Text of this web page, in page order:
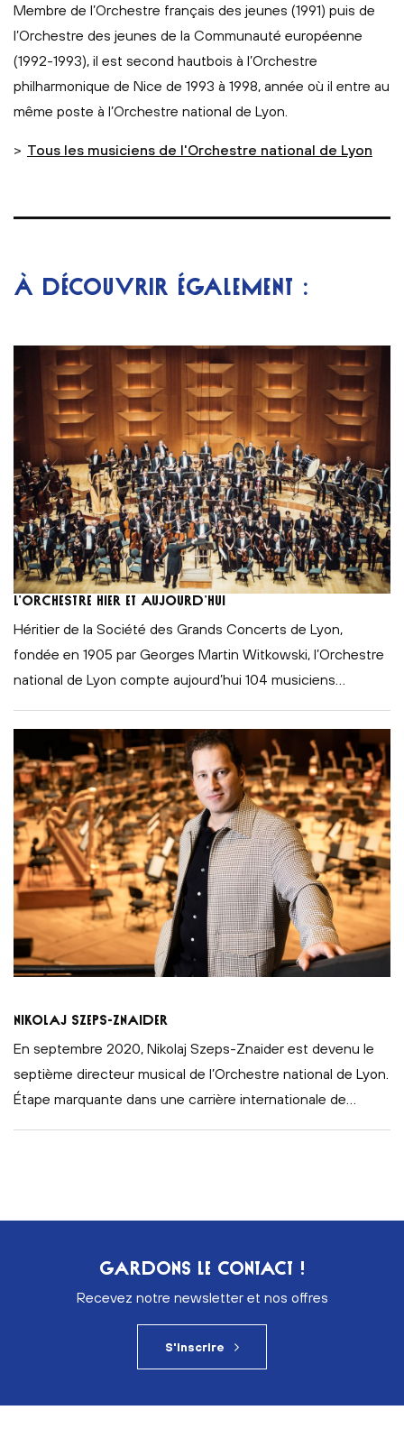
Membre de l’Orchestre français des jeunes (1991) puis de
l’Orchestre des jeunes de la Communauté européenne
(1992-1993), il est second hautbois à l’Orchestre
philharmonique de Nice de 1993 à 1998, année où il entre au
même poste à l’Orchestre national de Lyon.
> Tous les musiciens de l'Orchestre national de Lyon
À DÉCOUVRIR ÉGALEMENT :
L’orchestre hier et aujourd’hui
Héritier de la Société des Grands Concerts de Lyon,
fondée en 1905 par Georges Martin Witkowski, l’Orchestre
national de Lyon compte aujourd’hui 104 musiciens
Nikolaj Szeps-Znaider
En septembre 2020, Nikolaj Szeps-Znaider est devenu le
septième directeur musical de l’Orchestre national de Lyon.
Étape marquante dans une carrière internationale de
GARDONS LE CONTACT !
Recevez notre newsletter et nos offres
S'inscrire